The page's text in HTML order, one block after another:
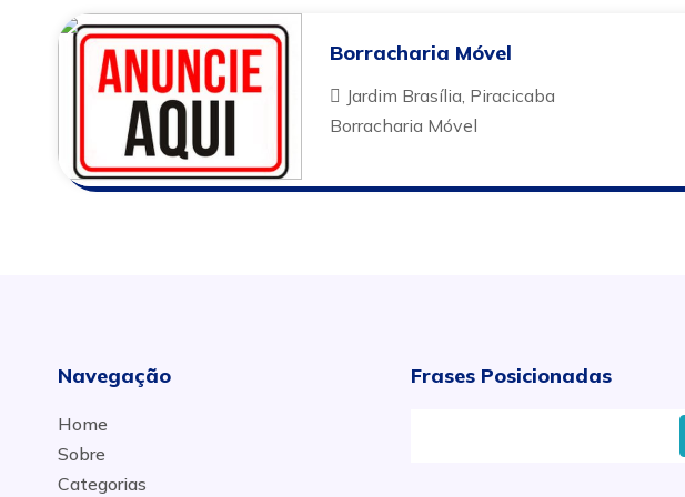
Borracharia Móvel
Jardim Brasília, Piracicaba
Borracharia Móvel
Navegação
Home
Sobre
Categorias
Frases Posicionadas